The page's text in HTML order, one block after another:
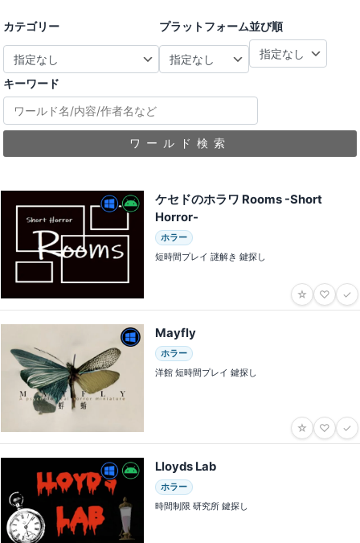
カテゴリー プラットフォーム並び順
キーワード
ワールド検索
ケセドのホラワ Rooms -Short
Horror-
ホラー
短時間プレイ 謎解き 鍵探し
☆ ♡ ✓
Mayfly
ホラー
洋館 短時間プレイ 鍵探し
☆ ♡ ✓
Lloyds Lab
ホラー
時間制限 研究所 鍵探し